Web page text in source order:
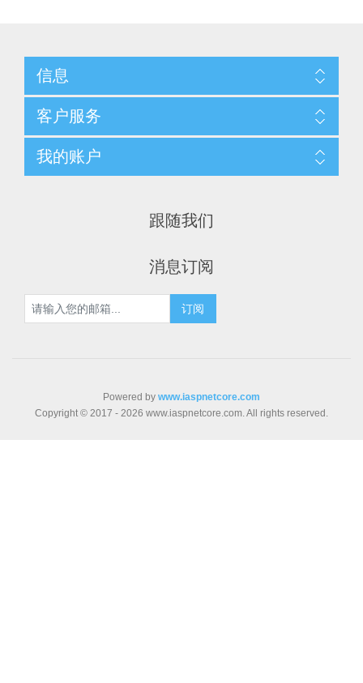
信息
客户服务
我的账户
跟随我们
消息订阅
Powered by www.iaspnetcore.com
Copyright © 2017 - 2026 www.iaspnetcore.com. All rights reserved.